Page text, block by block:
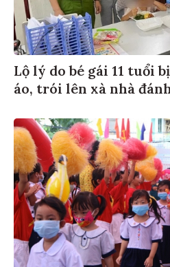
Lộ lý do bé gái 11 tuổi
áo, trói lên xà nhà